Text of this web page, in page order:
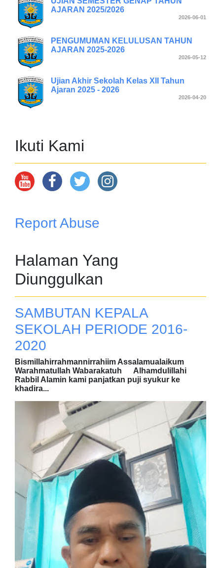
AJARAN 2025/2026
2026-06-01
PENGUMUMAN KELULUSAN TAHUN
AJARAN 2025-2026
2026-05-12
Ujian Akhir Sekolah Kelas XII Tahun
Ajaran 2025 - 2026
2026-04-20
Ikuti Kami
Report Abuse
Halaman Yang
Diunggulkan
SAMBUTAN KEPALA
SEKOLAH PERIODE 2016-
2020
Bismillahirrahmannirrahiim Assalamualaikum
Warahmatullah Wabarakatuh Alhamdulillahi
Rabbil Alamin kami panjatkan puji syukur ke
khadira...